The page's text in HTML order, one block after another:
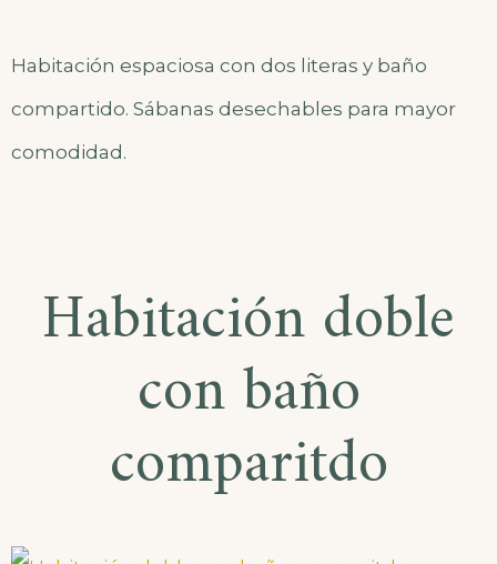
Habitación espaciosa con dos literas y baño
compartido. Sábanas desechables para mayor
comodidad.
Habitación doble
con baño
comparitdo